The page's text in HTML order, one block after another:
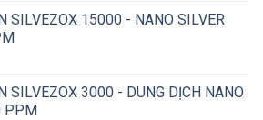
SILVEZOX 15000 - NANO SILVER
SILVEZOX 3000 - DUNG DỊCH NANO
PPM